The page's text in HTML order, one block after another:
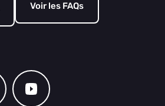
Voir les FAQs